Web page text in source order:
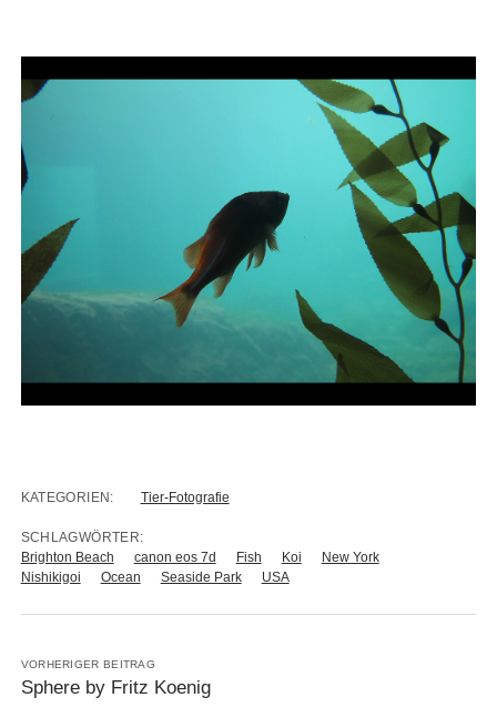
KATEGORIEN: Tier-Fotografie
SCHLAGWÖRTER:
Brighton Beach
canon eos 7d Fish Koi
New York
Nishikigoi
Ocean Seaside Park USA
VORHERIGER BEITRAG
Sphere by Fritz Koenig